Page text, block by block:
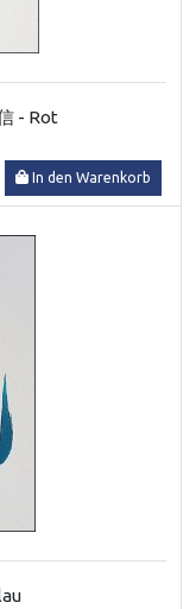
- Rot
In den Warenkorb